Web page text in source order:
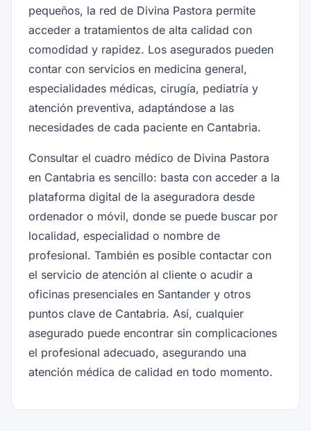
pequeños, la red de Divina Pastora permite
acceder a tratamientos de alta calidad con
comodidad y rapidez. Los asegurados pueden
contar con servicios en medicina general,
especialidades médicas, cirugía, pediatría y
atención preventiva, adaptándose a las
necesidades de cada paciente en Cantabria.
Consultar el cuadro médico de Divina Pastora
en Cantabria es sencillo: basta con acceder a la
plataforma digital de la aseguradora desde
ordenador o móvil, donde se puede buscar por
localidad, especialidad o nombre de
profesional. También es posible contactar con
el servicio de atención al cliente o acudir a
oficinas presenciales en Santander y otros
puntos clave de Cantabria. Así, cualquier
asegurado puede encontrar sin complicaciones
el profesional adecuado, asegurando una
atención médica de calidad en todo momento.